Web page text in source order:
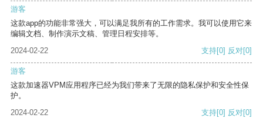
游客
这款app的功能非常强大，可以满足我所有的工作需求。我可以使用它来
编辑文档、制作演示文稿、管理日程安排等。
2024-02-22
支持[0] 反对[0]
游客
这款加速器VPM应用程序已经为我们带来了无限的隐私保护和安全性保
护。
2024-02-22
支持[0] 反对[0]